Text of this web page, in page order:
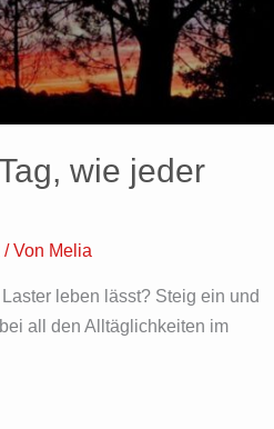
wie jeder
/ Von Melia
leben lässt? Steig ein und
all den Alltäglichkeiten im